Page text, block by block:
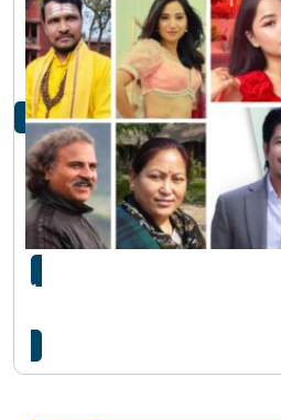
‘सोल्टिनी’को लागि
पुरा